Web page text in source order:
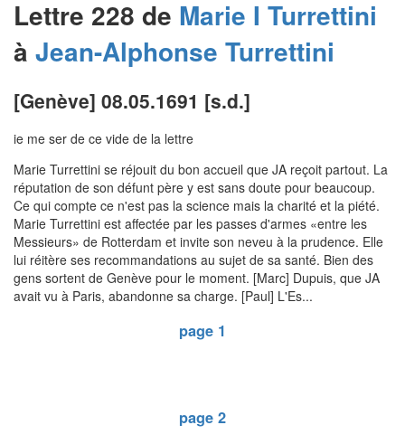
Lettre 228 de Marie I Turrettini
à Jean-Alphonse Turrettini
[Genève] 08.05.1691 [s.d.]
ie me ser de ce vide de la lettre
Marie Turrettini se réjouit du bon accueil que JA reçoit partout. La
réputation de son défunt père y est sans doute pour beaucoup.
Ce qui compte ce n'est pas la science mais la charité et la piété.
Marie Turrettini est affectée par les passes d'armes «entre les
Messieurs» de Rotterdam et invite son neveu à la prudence. Elle
lui réitère ses recommandations au sujet de sa santé. Bien des
gens sortent de Genève pour le moment. [Marc] Dupuis, que JA
avait vu à Paris, abandonne sa charge. [Paul] L'Es...
page 1
page 2